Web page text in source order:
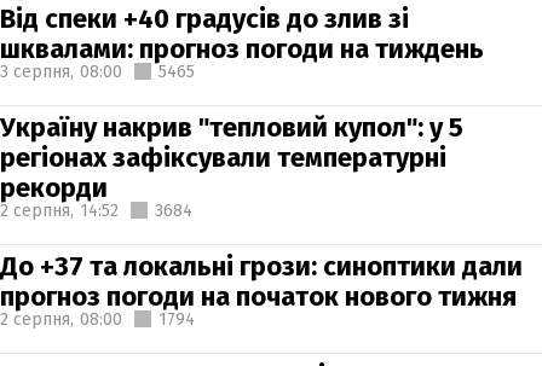
Від спеки +40 градусів до злив зі
шквалами: прогноз погоди на тиждень
3 серпня, 08:00 5465
Україну накрив "тепловий купол": у 5
регіонах зафіксували температурні
рекорди
2 серпня, 14:52 3684
До +37 та локальні грози: синоптики дали
прогноз погоди на початок нового тижня
2 серпня, 08:00 1794